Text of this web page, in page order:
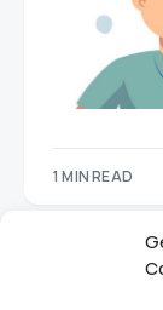
1 MIN READ